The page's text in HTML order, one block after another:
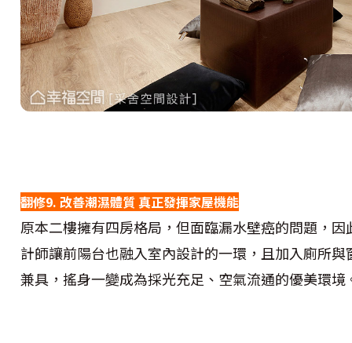
翻修9. 改善潮濕體質 真正發揮家屋機能
原本二樓擁有四房格局，但面臨漏水壁癌的問題，
計師讓前陽台也融入室內設計的一環，且加入廁所
兼具，搖身一變成為採光充足、空氣流通的優美環境